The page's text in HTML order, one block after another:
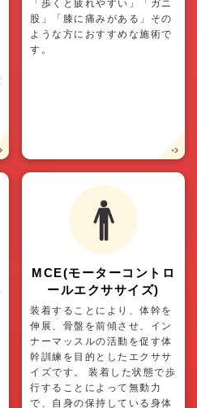
「歩くと疲れやすい」「ガニ
股」「膝に痛みがある」その
ような方におすすめな施術で
す。
MCE(モーターコントロ
ールエクササイズ)
装着することにより、体幹を
伸展、骨盤を前傾させ、イン
ナーマッスルの活動を促す体
幹訓練を目的としたエクササ
イズです。 装着した状態で歩
行することによって無動力
で、自身の保持している身体